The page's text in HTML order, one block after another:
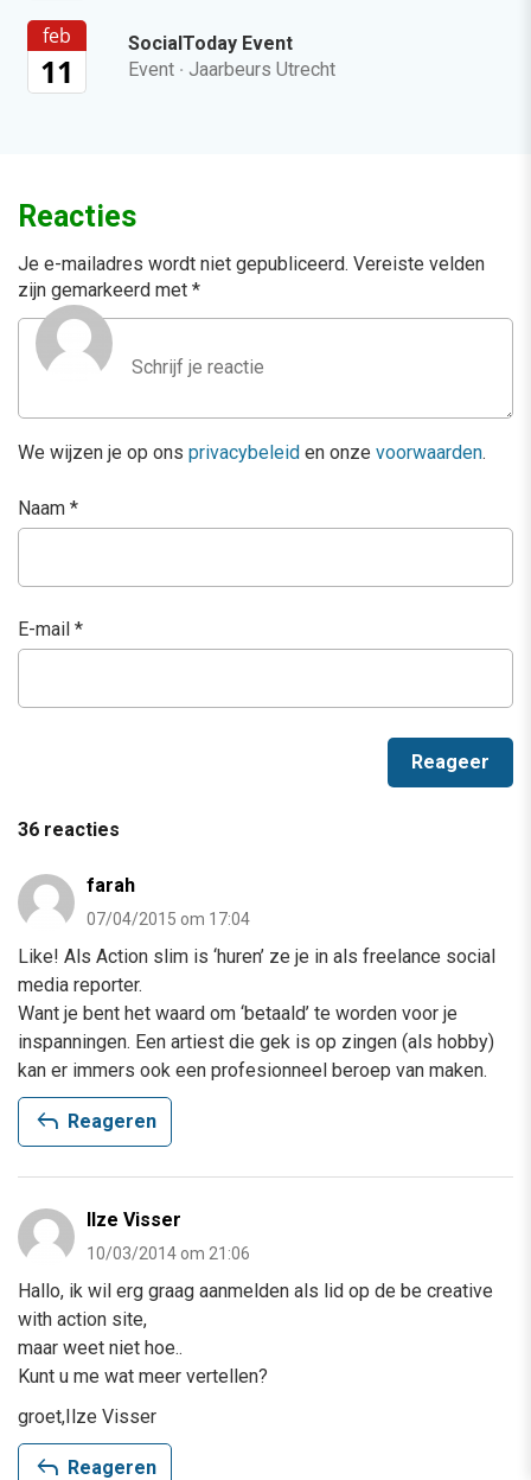
feb
11
SocialToday Event
Event · Jaarbeurs Utrecht
Reacties
Je e-mailadres wordt niet gepubliceerd. Vereiste velden
zijn gemarkeerd met *
We wijzen je op ons privacybeleid en onze voorwaarden.
Naam *
E-mail *
36 reacties
farah
07/04/2015 om 17:04
Like! Als Action slim is ‘huren’ ze je in als freelance social
media reporter.
Want je bent het waard om ‘betaald’ te worden voor je
inspanningen. Een artiest die gek is op zingen (als hobby)
kan er immers ook een profesionneel beroep van maken.
reply Reageren
Ilze Visser
10/03/2014 om 21:06
Hallo, ik wil erg graag aanmelden als lid op de be creative
with action site,
maar weet niet hoe..
Kunt u me wat meer vertellen?
groet,Ilze Visser
reply Reageren